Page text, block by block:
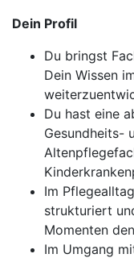
Dein Profil
Du bringst
Dein Wissen
Du hast eine
Gesundheits-
Im
strukturiert
Momenten
Im Umgang